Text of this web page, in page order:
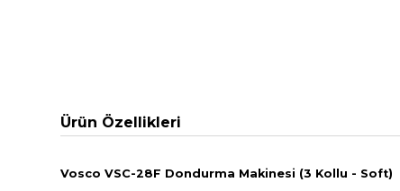
Ürün Özellikleri
Vosco VSC-28F Dondurma Makinesi (3 Kollu - Soft)